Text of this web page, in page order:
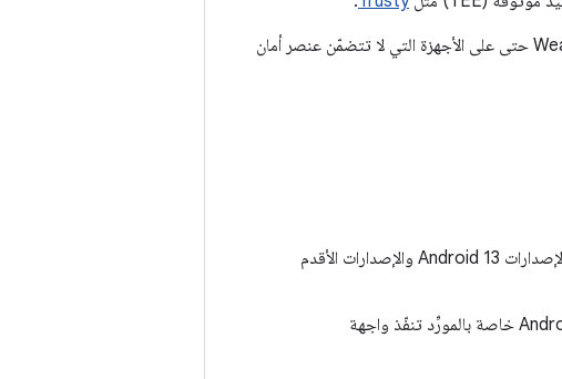
في الإصدار 17 من نظام التشغيل Android والإصدارات الأحدث، يُنصح بشدة بتنفيذ Weaver حتى على الأجهزة التي لا تتضمّن عنصر أمان
المواصفات الرسمية لطبقة HAL. كانت الإصدارات Android 13 والإصدارات الأقدم